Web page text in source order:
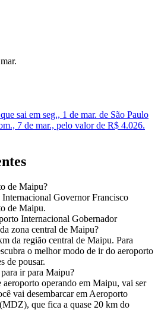
sai em seg., 1 de mar. de São Paulo
7 de mar., pelo valor de R$ 4.026.
de Maipu?
Governor Francisco
de Maipu.
Internacional Gobernador
zona central de Maipu?
da região central de Maipu. Para
o melhor modo de ir do aeroporto
de pousar.
ir para Maipu?
aeroporto operando em Maipu, vai ser
vai desembarcar em Aeroporto
que fica a quase 20 km do